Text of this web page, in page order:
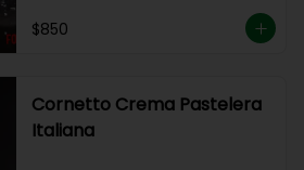
$850
Cornetto Crema Pastelera
Italiana